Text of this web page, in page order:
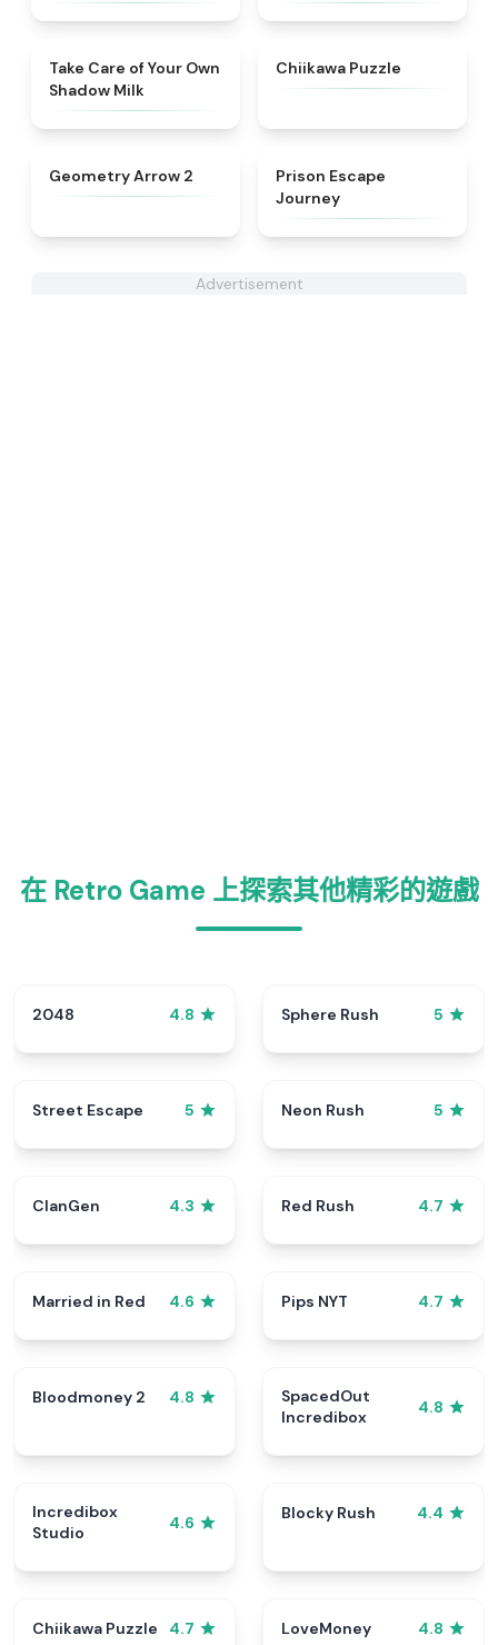
★
Take Care of Your Own
Shadow Milk
Chiikawa Puzzle
★
Geometry Arrow 2
Prison Escape
Journey
Advertisement
在 Retro Game 上探索其他精彩的遊戲
2048 4.8 Sphere Rush 5
Street Escape 5 Neon Rush 5
ClanGen 4.3 Red Rush 4.7
Married in Red 4.6 Pips NYT 4.7
Bloodmoney 2 4.8
SpacedOut
Incredibox
4.8
Incredibox
Studio
4.6
Blocky Rush 4.4
Chiikawa Puzzle 4.7 LoveMoney 4.8